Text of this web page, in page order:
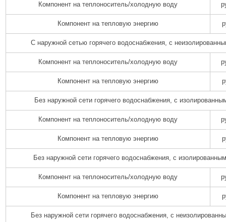
Компонент на теплоноситель/холодную воду
Компонент на тепловую энергию
С наружной сетью горячего водоснабжения, с
Компонент на теплоноситель/холодную воду
Компонент на тепловую энергию
Без наружной сети горячего водоснабжения, с
Компонент на теплоноситель/холодную воду
Компонент на тепловую энергию
Без наружной сети горячего водоснабжения, с
Компонент на теплоноситель/холодную воду
Компонент на тепловую энергию
Без наружной сети горячего водоснабжения, с